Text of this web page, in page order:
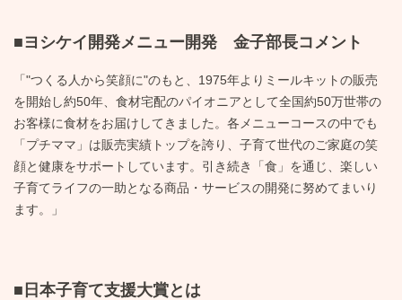
■ヨシケイ開発メニュー開発 金子部長コメント
「"つくる人から笑顔に"のもと、1975年よりミールキットの販売
を開始し約50年、食材宅配のパイオニアとして全国約50万世帯の
お客様に食材をお届けしてきました。各メニューコースの中でも
「プチママ」は販売実績トップを誇り、子育て世代のご家庭の笑
顔と健康をサポートしています。引き続き「食」を通じ、楽しい
子育てライフの一助となる商品・サービスの開発に努めてまいり
ます。」
■日本子育て支援大賞とは